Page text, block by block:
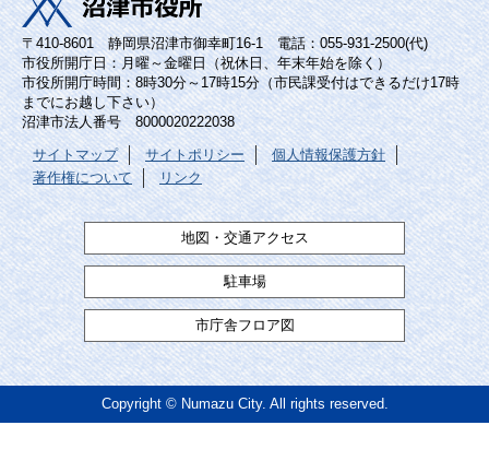
〒410-8601 静岡県沼津市御幸町16-1 電話：055-931-2500(代)
市役所開庁日：月曜～金曜日（祝休日、年末年始を除く）
市役所開庁時間：8時30分～17時15分（市民課受付はできるだけ17時
までにお越し下さい）
沼津市法人番号 8000020222038
サイトマップ サイトポリシー
個人情報保護方針
著作権について
リンク
地図・交通アクセス
駐車場
市庁舎フロア図
Copyright © Numazu City. All rights reserved.